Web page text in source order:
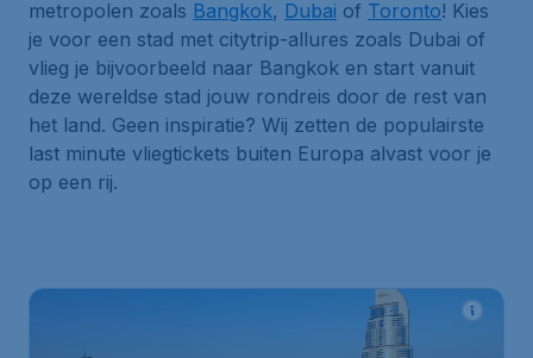
metropolen zoals Bangkok, Dubai of Toronto! Kies
je voor een stad met citytrip-allures zoals Dubai of
vlieg je bijvoorbeeld naar Bangkok en start vanuit
deze wereldse stad jouw rondreis door de rest van
het land. Geen inspiratie? Wij zetten de populairste
last minute vliegtickets buiten Europa alvast voor je
op een rij.